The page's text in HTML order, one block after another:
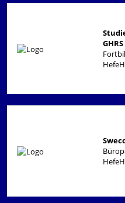
GHRS